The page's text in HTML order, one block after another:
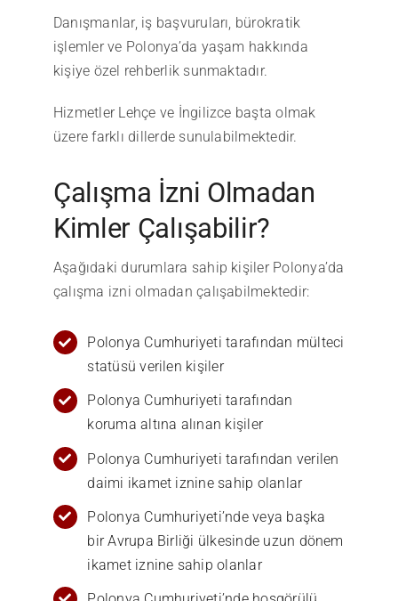
Danışmanlar, iş başvuruları, bürokratik
işlemler ve Polonya’da yaşam hakkında
kişiye özel rehberlik sunmaktadır.
Hizmetler Lehçe ve İngilizce başta olmak
üzere farklı dillerde sunulabilmektedir.
Çalışma İzni Olmadan
Kimler Çalışabilir?
Aşağıdaki durumlara sahip kişiler Polonya’da
çalışma izni olmadan çalışabilmektedir:
Polonya Cumhuriyeti tarafından mülteci
statüsü verilen kişiler
Polonya Cumhuriyeti tarafından
koruma altına alınan kişiler
Polonya Cumhuriyeti tarafından verilen
daimi ikamet iznine sahip olanlar
Polonya Cumhuriyeti’nde veya başka
bir Avrupa Birliği ülkesinde uzun dönem
ikamet iznine sahip olanlar